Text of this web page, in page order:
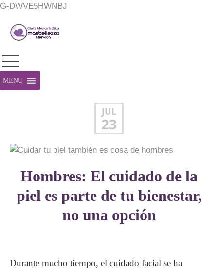
G-DWVE5HWNBJ
MENU
JUL
23
Hombres: El cuidado de la
piel es parte de tu bienestar,
no una opción
Durante mucho tiempo, el cuidado facial se ha